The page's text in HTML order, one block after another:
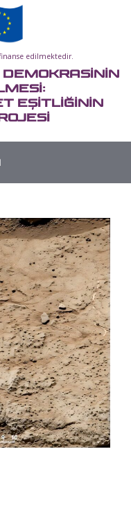
edilmektedir.
EŞİTLİĞİNİN